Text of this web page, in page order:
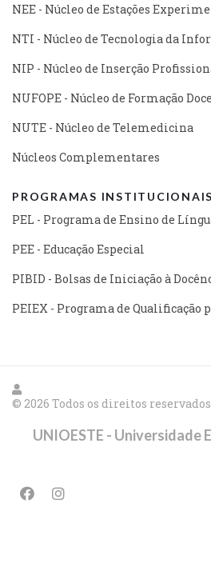
NEE - Núcleo de Estações
NTI - Núcleo de Tecnologia da
NIP - Núcleo de Inserção
NUFOPE - Núcleo de Formação
NUTE - Núcleo de Telemedicina
Núcleos Complementares
PROGRAMAS INSTITUCIONAIS
PEL - Programa de Ensino de
PEE - Educação Especial
PIBID - Bolsas de Iniciação à
PEIEX - Programa de Qualificação
© 2026 Todos os direitos reservados.
UNIOESTE - Universidade